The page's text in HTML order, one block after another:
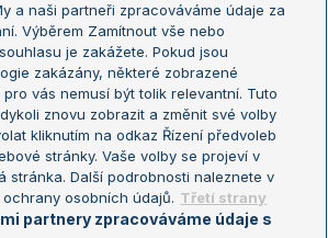
US Open
Turnaj mistrů
Turnaj mistryň
a naši partneři zpracováváme údaje za
Výběrem Zamítnout vše nebo
je zakážete. Pokud jsou
zakázány, některé zobrazené
vás nemusí být tolik relevantní. Tuto
znovu zobrazit a změnit své volby
kliknutím na odkaz Řízení předvoleb
stránky. Vaše volby se projeví v
stránka. Další podrobnosti naleznete v
osobních údajů. Třetí strany
partnery zpracováváme údaje s